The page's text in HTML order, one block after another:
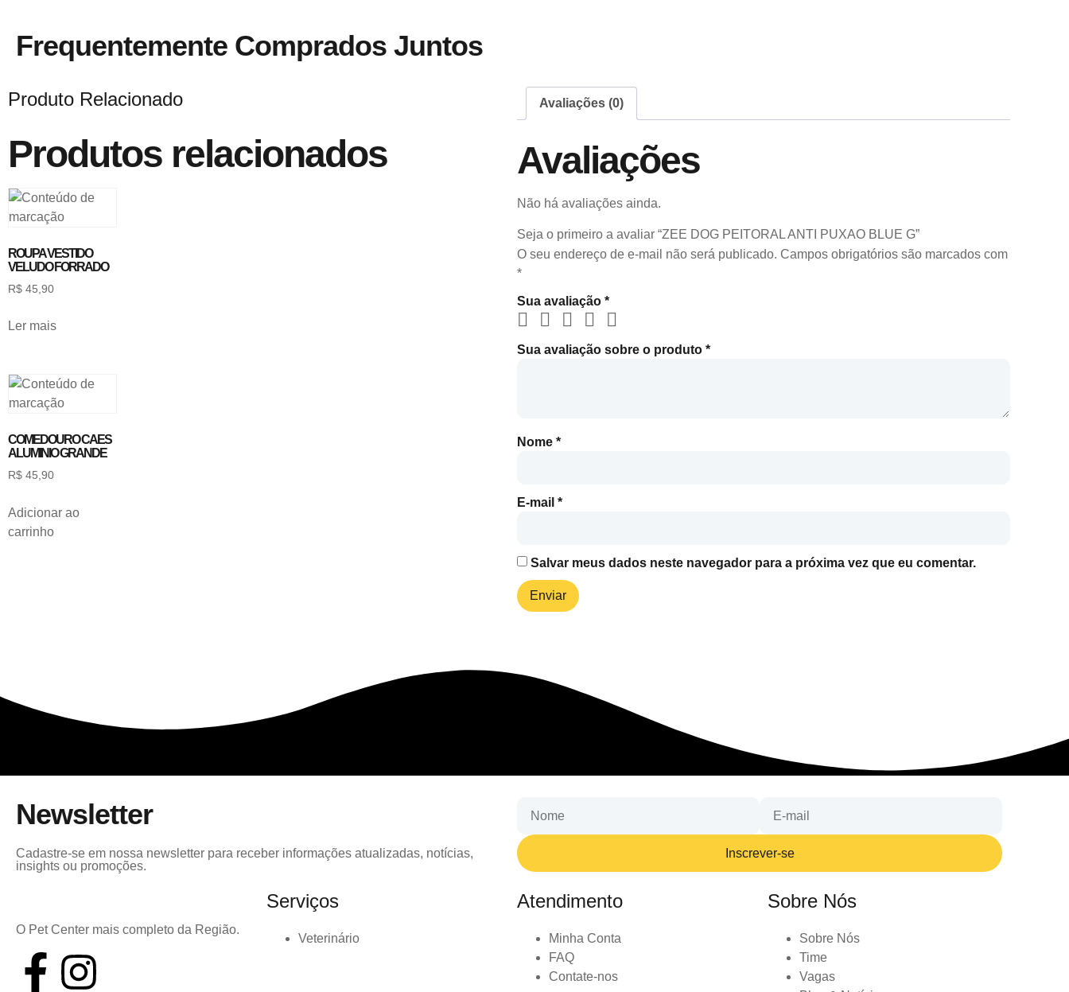
Frequentemente Comprados Juntos
Produto Relacionado
Produtos relacionados
ROUPA VESTIDO
VELUDO FORRADO
R$ 45,90
Ler mais
COMEDOURO CAES
ALUMINIO GRANDE
R$ 45,90
Adicionar ao
carrinho
Avaliações (0)
Avaliações
Não há avaliações ainda.
Seja o primeiro a avaliar “ZEE DOG PEITORAL ANTI PUXAO BLUE G”
O seu endereço de e-mail não será publicado. Campos obrigatórios são marcados com
*
Sua avaliação *
Sua avaliação sobre o produto *
Nome *
E-mail *
Salvar meus dados neste navegador para a próxima vez que eu comentar.
Newsletter
Cadastre-se em nossa newsletter para receber informações atualizadas, notícias,
insights ou promoções.
Inscrever-se
O Pet Center mais completo da Região.
Serviços
Veterinário
Atendimento
Minha Conta
FAQ
Contate-nos
Sobre Nós
Sobre Nós
Time
Vagas